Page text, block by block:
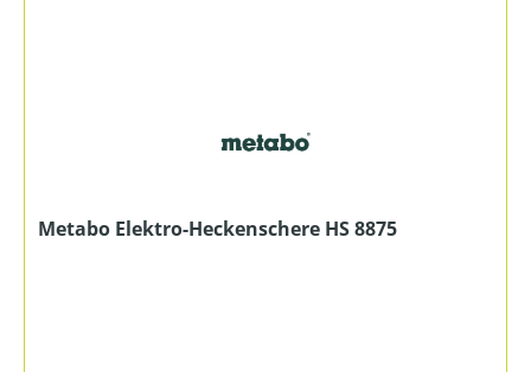
Metabo Elektro-Heckenschere HS 8875